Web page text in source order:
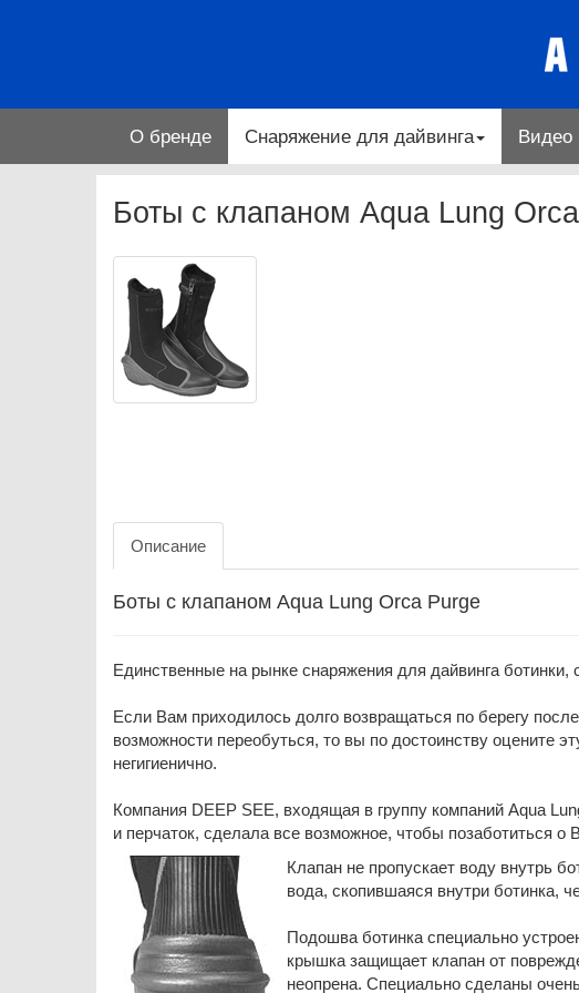
О бренде Снаряжение для дайвинга Видео
Боты с клапаном Aqua Lung
Описание
Боты с клапаном Aqua Lung Orca Purge
Единственные на рынке снаряжения для дайвинга
Если Вам приходилось долго возвращаться по берегу
возможности переобуться, то вы по достоинству оцените
негигиенично.
Компания DEEP SEE, входящая в группу компаний Aqua
и перчаток, сделала все возможное, чтобы позаботиться о
Клапан не пропускает воду внутрь
вода, скопившаяся внутри ботинка,
Подошва ботинка специально
крышка защищает клапан от
неопрена. Специально сделаны